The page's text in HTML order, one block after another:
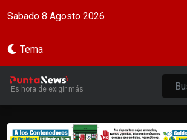
Sabado 8 Agosto 2026
Tema
Es hora de exigir más